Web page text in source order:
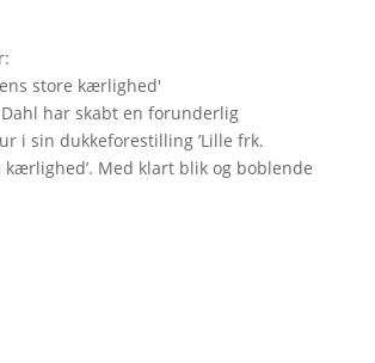
:
store kærlighed'
har skabt en forunderlig
i sin dukkeforestilling ’Lille frk.
kærlighed’. Med klart blik og boblende